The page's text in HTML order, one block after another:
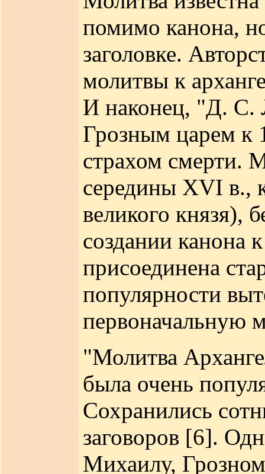
помимо канона,
заголовке.
молитвы к
И наконец, "Д. С.
Грозным царем к
страхом смерти.
середины XVI в.,
великого князя),
создании канона
присоединена
популярности
первоначальную
"Молитва
была очень
Сохранились
заговоров [6].
Михаилу,